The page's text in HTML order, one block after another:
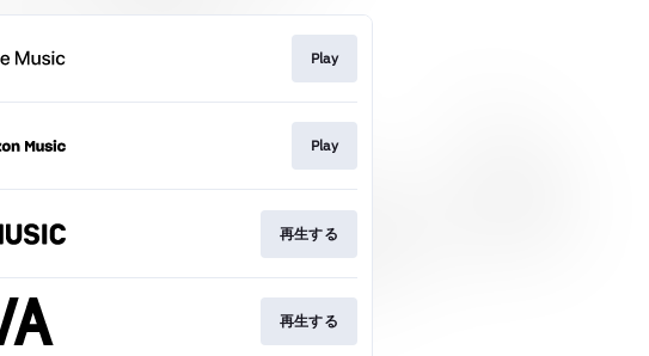
Play
Play
再生する
再生する